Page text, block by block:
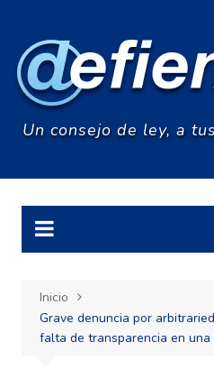
contenido
Un consejo de ley, a
Inicio
Grave denuncia por
falta de transparencia en una